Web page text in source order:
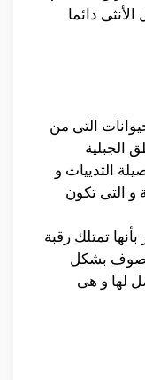
دائما
التى من
الجبلية
الثدييات و
و التى تكون
تمتلك رقبة
بشكل
لها و هى